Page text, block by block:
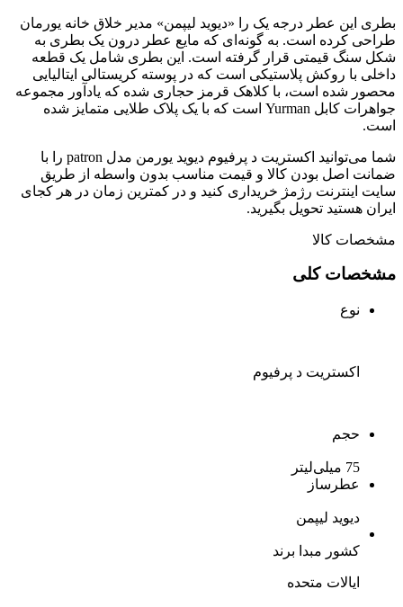
بطری این عطر درجه یک را «دیوید لیپمن» مدیر خلاق خانه یورمان
طراحی کرده است. به گونه‌ای که مایع عطر درون یک بطری به
شکل سنگ قیمتی قرار گرفته است. این بطری شامل یک قطعه
داخلی با روکش پلاستیکی است که در پوسته کریستالی ایتالیایی
محصور شده است، با کلاهک قرمز حجاری شده که یادآور مجموعه
جواهرات کابل Yurman است که با یک پلاک طلایی متمایز شده
است.
شما می‌توانید اکستریت د پرفیوم دیوید یورمن مدل patron را با
ضمانت اصل بودن کالا و قیمت مناسب بدون واسطه از طریق
سایت اینترنت رژمژ خریداری کنید و در کمترین زمان در هر کجای
ایران هستید تحویل بگیرید.
مشخصات کالا
مشخصات کلی
نوع
اکستریت د پرفیوم
حجم
75 میلی‌لیتر
عطرساز
دیوید لیپمن
کشور مبدا برند
ایالات متحده